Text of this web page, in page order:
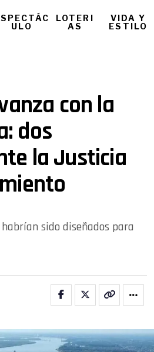
ULO
LOTERI
AS
VIDA Y
ESTILO
con la
dos
la Justicia
sido diseñados para